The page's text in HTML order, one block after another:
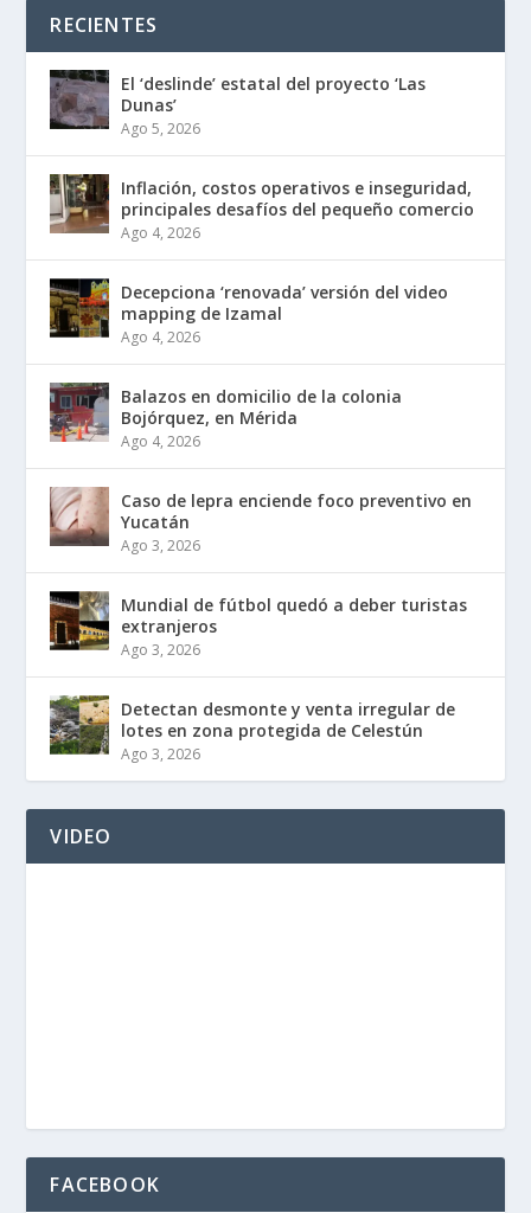
RECIENTES
El ‘deslinde’ estatal del proyecto ‘Las
Dunas’
Ago 5, 2026
Inflación, costos operativos e inseguridad,
principales desafíos del pequeño comercio
Ago 4, 2026
Decepciona ‘renovada’ versión del video
mapping de Izamal
Ago 4, 2026
Balazos en domicilio de la colonia
Bojórquez, en Mérida
Ago 4, 2026
Caso de lepra enciende foco preventivo en
Yucatán
Ago 3, 2026
Mundial de fútbol quedó a deber turistas
extranjeros
Ago 3, 2026
Detectan desmonte y venta irregular de
lotes en zona protegida de Celestún
Ago 3, 2026
VIDEO
FACEBOOK